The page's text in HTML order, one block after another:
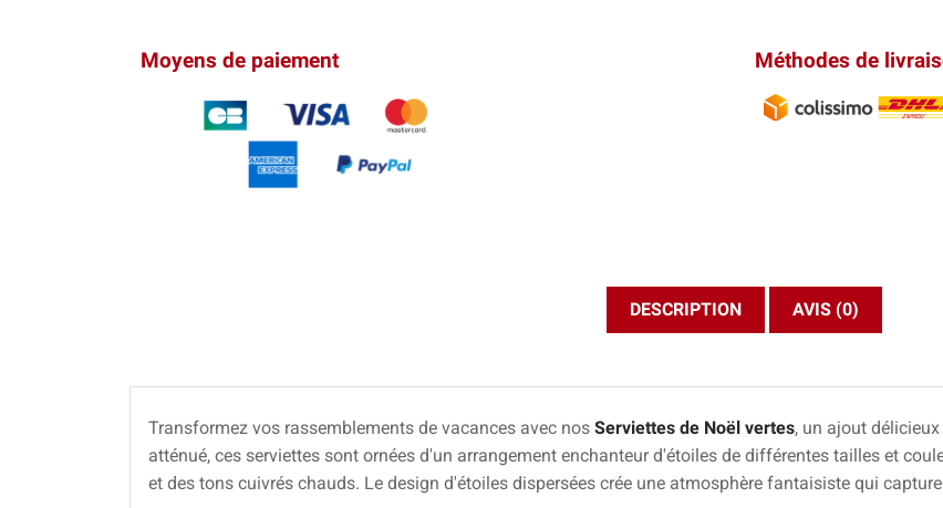
Moyens de paiement Méthodes de
DESCRIPTION AVIS (0)
Transformez vos rassemblements de vacances avec nos Serviettes de Noël vertes, un ajout
atténué, ces serviettes sont ornées d'un arrangement enchanteur d'étoiles de différentes tailles et
et des tons cuivrés chauds. Le design d'étoiles dispersées crée une atmosphère fantaisiste qui